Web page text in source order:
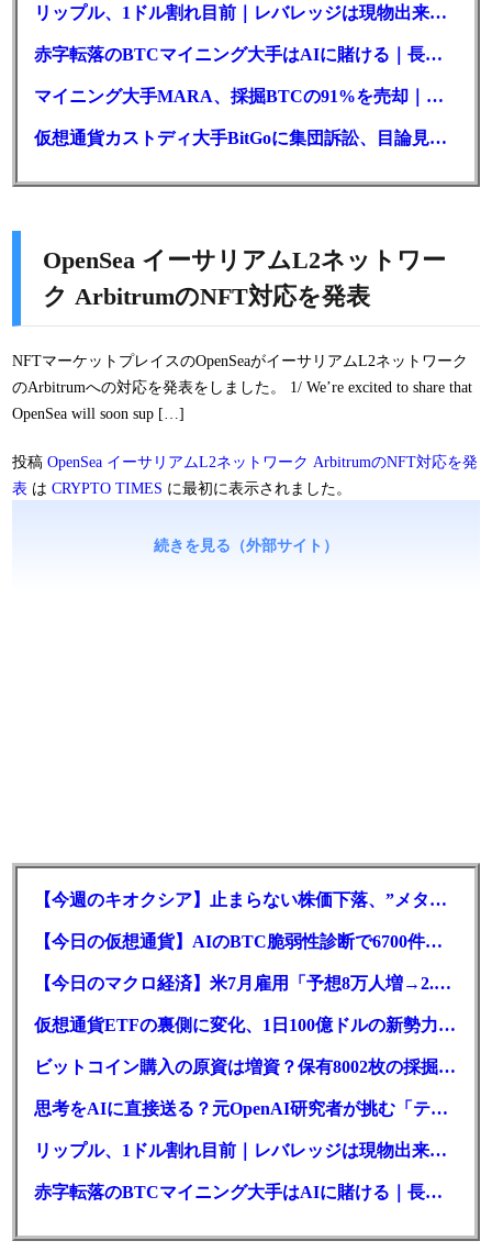
リップル、1ドル割れ目前｜レバレッジは現物出来高の6倍超
赤字転落のBTCマイニング大手はAIに賭ける｜長期負債17.8億ドル
マイニング大手MARA、採掘BTCの91%を売却｜純損失6億ドル
仮想通貨カストディ大手BitGoに集団訴訟、目論見書が争点に
OpenSea イーサリアムL2ネットワー
ク ArbitrumのNFT対応を発表
NFTマーケットプレイスのOpenSeaがイーサリアムL2ネットワーク
のArbitrumへの対応を発表をしました。 1/ We’re excited to share that
OpenSea will soon sup […]
投稿 OpenSea イーサリアムL2ネットワーク ArbitrumのNFT対応を発
表 は CRYPTO TIMES に最初に表示されました。
続きを見る（外部サイト）
【今週のキオクシア】止まらない株価下落、”メタプラネット化”の指摘は本当？
【今日の仮想通貨】AIのBTC脆弱性診断で6700件の指摘。赤字マイニング企業はAIに賭ける
【今日のマクロ経済】米7月雇用「予想8万人増→2.3万人減」で利上げ観測後退
仮想通貨ETFの裏側に変化、1日100億ドルの新勢力がSEC登録
ビットコイン購入の原資は増資？保有8002枚の採掘企業の実態とは
思考をAIに直接送る？元OpenAI研究者が挑む「テレパシー」開発とは
リップル、1ドル割れ目前｜レバレッジは現物出来高の6倍超
赤字転落のBTCマイニング大手はAIに賭ける｜長期負債17.8億ドル